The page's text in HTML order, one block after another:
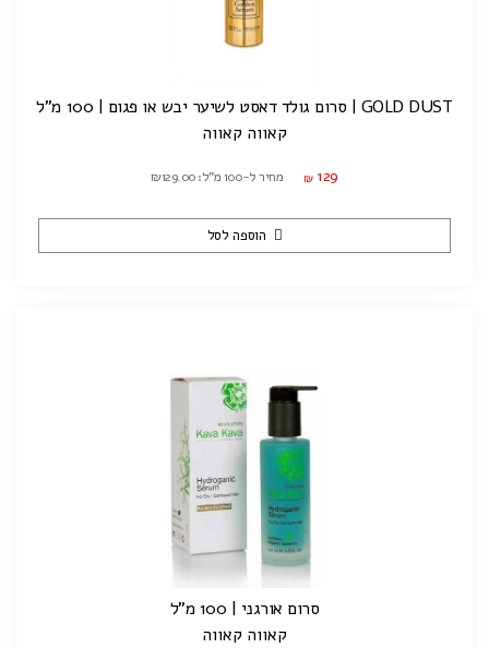
GOLD DUST | סרום גולד דאסט לשיער יבש או פגום | 100 מ"ל
קאווה קאווה
₪ 129 מחיר ל-100 מ"ל: ₪129.00
הוספה לסל
סרום אורגני | 100 מ"ל
קאווה קאווה